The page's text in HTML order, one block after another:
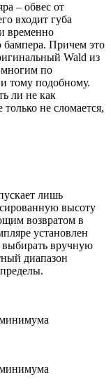
– обвес от
входит губа
временно
бампера. Причем это
Wald из
многим по
тому подобному.
ли не как
не сломается,
лишь
высоту
возвратом в
установлен
выбирать вручную
диапазон